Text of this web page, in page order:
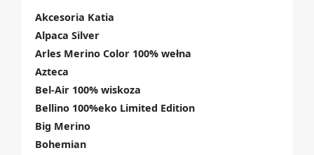
Akcesoria Katia
Alpaca Silver
Arles Merino Color 100% wełna
Azteca
Bel-Air 100% wiskoza
Bellino 100%eko Limited Edition
Big Merino
Bohemian